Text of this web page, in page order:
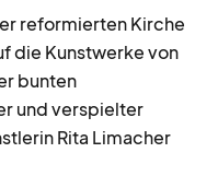
reformierten Kirche
die Kunstwerke von
bunten
und verspielter
Rita Limacher